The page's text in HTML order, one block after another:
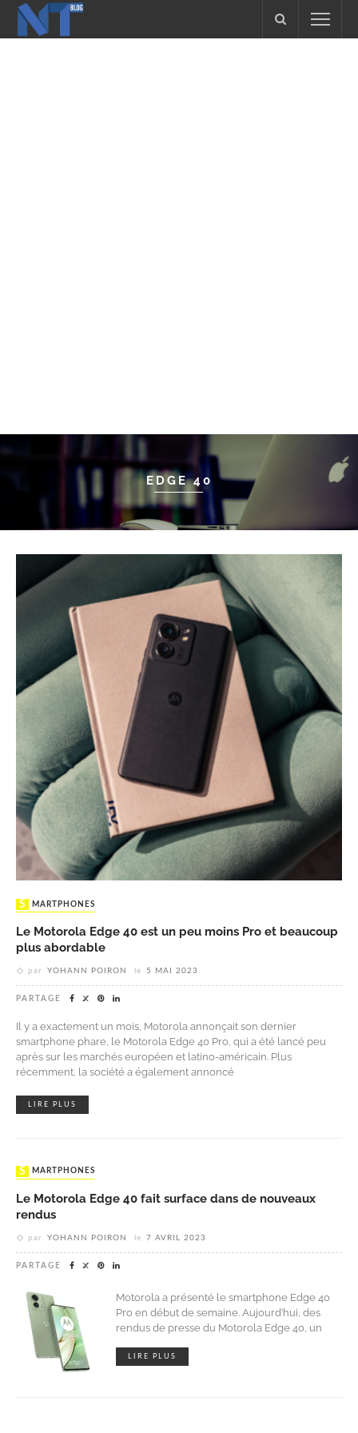
EDGE 40
SMARTPHONES
Le Motorola Edge 40 est un peu moins Pro et beaucoup
plus abordable
par YOHANN POIRON le 5 MAI 2023
PARTAGE
Il y a exactement un mois, Motorola annonçait son dernier
smartphone phare, le Motorola Edge 40 Pro, qui a été lancé peu
après sur les marchés européen et latino-américain. Plus
récemment, la société a également annoncé
LIRE PLUS
SMARTPHONES
Le Motorola Edge 40 fait surface dans de nouveaux
rendus
par YOHANN POIRON le 7 AVRIL 2023
PARTAGE
Motorola a présenté le smartphone Edge 40
Pro en début de semaine. Aujourd’hui, des
rendus de presse du Motorola Edge 40, un
LIRE PLUS